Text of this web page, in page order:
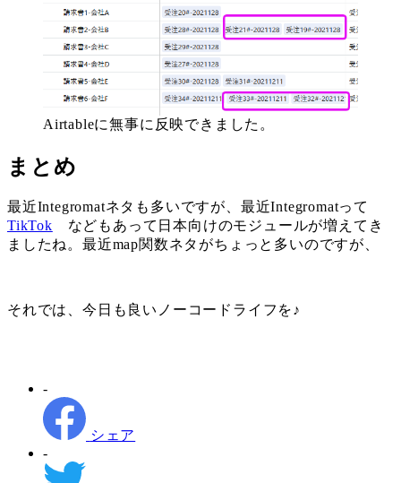
Airtableに無事に反映できました。
まとめ
最近Integromatネタも多いですが、最近Integromatって
TikTok などもあって日本向けのモジュールが増えてき
ましたね。最近map関数ネタがちょっと多いのですが、
それでは、今日も良いノーコードライフを♪
-
シェア
-